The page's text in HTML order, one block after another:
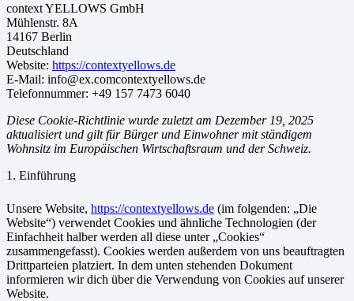
context YELLOWS GmbH
Mühlenstr. 8A
14167 Berlin
Deutschland
Website: https://contextyellows.de
E-Mail: info@ex.comcontextyellows.de
Telefonnummer: +49 157 7473 6040
Diese Cookie-Richtlinie wurde zuletzt am Dezember 19, 2025
aktualisiert und gilt für Bürger und Einwohner mit ständigem
Wohnsitz im Europäischen Wirtschaftsraum und der Schweiz.
1. Einführung
Unsere Website, https://contextyellows.de (im folgenden: „Die
Website“) verwendet Cookies und ähnliche Technologien (der
Einfachheit halber werden all diese unter „Cookies“
zusammengefasst). Cookies werden außerdem von uns beauftragten
Drittparteien platziert. In dem unten stehenden Dokument
informieren wir dich über die Verwendung von Cookies auf unserer
Website.